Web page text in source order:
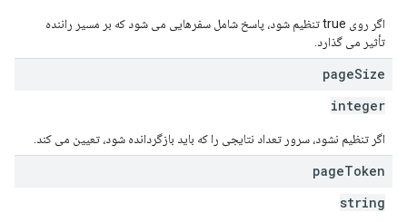
اگر روی true تنظیم شود، پاسخ شامل سفرهایی می شود که بر مسیر راننده
تأثیر می گذارد.
pageSize
integer
اگر تنظیم نشود، سرور تعداد نتایجی را که باید بازگردانده شود، تعیین می کند.
pageToken
string